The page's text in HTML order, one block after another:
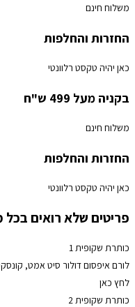
משלוח חינם
החזרות והחלפות
כאן יהיה טקסט רלוונטי
בקניה מעל 499 ש"ח
משלוח חינם
החזרות והחלפות
כאן יהיה טקסט רלוונטי
פריטים שלא רואים בכל
כותרת שקופית 1
לורם איפסום דולור סיט אמט,
לחץ כאן
כותרת שקופית 2